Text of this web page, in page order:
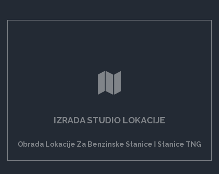
IZRADA STUDIO LOKACIJE
Obrada Lokacije Za Benzinske Stanice I Stanice TNG